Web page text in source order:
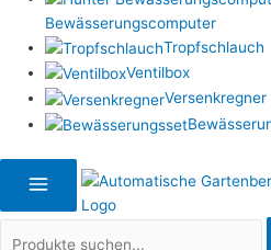
Bewässerungscomputer
Tropfschlauch
Ventilbox
Versenkregner